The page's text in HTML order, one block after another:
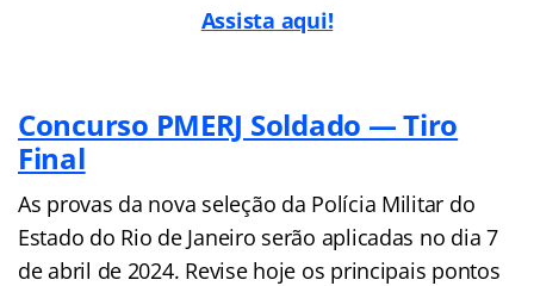
Assista aqui!
Concurso PMERJ Soldado — Tiro
Final
As provas da nova seleção da Polícia Militar do
Estado do Rio de Janeiro serão aplicadas no dia 7
de abril de 2024. Revise hoje os principais pontos